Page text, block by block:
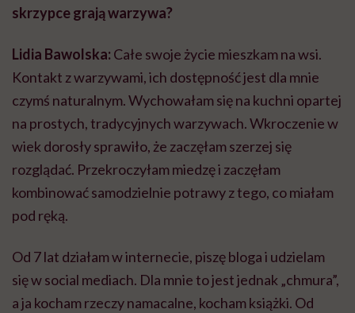
skrzypce grają warzywa?
Lidia Bawolska: Całe swoje życie mieszkam na wsi.
Kontakt z warzywami, ich dostępność jest dla mnie
czymś naturalnym. Wychowałam się na kuchni opartej
na prostych, tradycyjnych warzywach. Wkroczenie w
wiek dorosły sprawiło, że zaczęłam szerzej się
rozglądać. Przekroczyłam miedzę i zaczęłam
kombinować samodzielnie potrawy z tego, co miałam
pod ręką.
Od 7 lat działam w internecie, piszę bloga i udzielam
się w social mediach. Dla mnie to jest jednak „chmura”,
a ja kocham rzeczy namacalne, kocham książki. Od